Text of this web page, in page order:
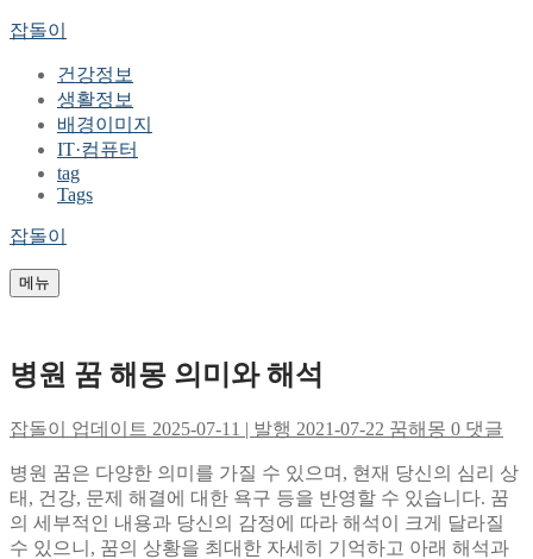
콘
메
닫
잡돌이
건강정보
생활정보
배경이미지
IT·컴퓨터
tag
Tags
잡돌이
메뉴
병원 꿈 해몽 의미와 해석
잡돌이 업데이트 2025-07-11 | 발행 2021-07-22 꿈해몽 0 댓글
병원 꿈은 다양한 의미를 가질 수 있으며, 현재 당신의 심리 상
태, 건강, 문제 해결에 대한 욕구 등을 반영할 수 있습니다. 꿈
의 세부적인 내용과 당신의 감정에 따라 해석이 크게 달라질
수 있으니, 꿈의 상황을 최대한 자세히 기억하고 아래 해석과